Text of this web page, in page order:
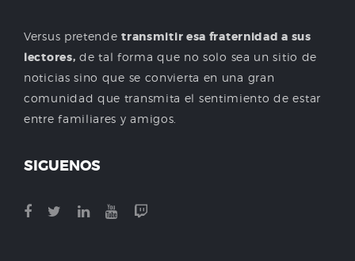
Versus pretendetransmitir esa fraternidad a sus
lectores, de tal forma que no solo sea un sitio de
noticias sino que se convierta en una gran
comunidad que transmita el sentimiento de estar
entre familiares y amigos.
SIGUENOS